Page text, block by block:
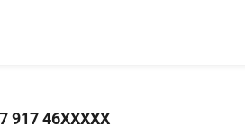
917 46XXXXX